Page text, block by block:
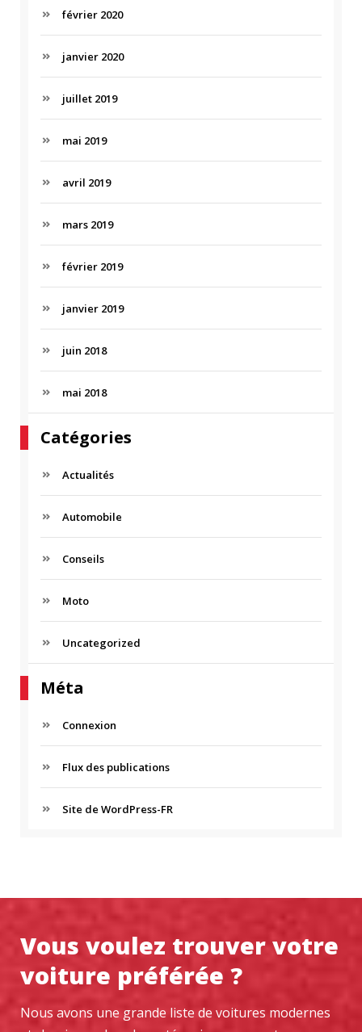
février 2020
janvier 2020
juillet 2019
mai 2019
avril 2019
mars 2019
février 2019
janvier 2019
juin 2018
mai 2018
Catégories
Actualités
Automobile
Conseils
Moto
Uncategorized
Méta
Connexion
Flux des publications
Site de WordPress-FR
Vous voulez trouver votre
voiture préférée ?
Nous avons une grande liste de voitures modernes